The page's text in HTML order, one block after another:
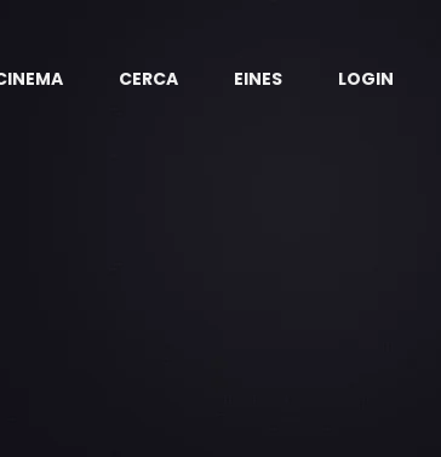
CERCA EINES LOGIN